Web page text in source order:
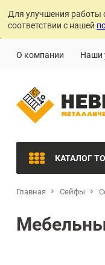
Для улучшения работы
соответствии с нашей
О компании Наши
КАТАЛОГ
Главная Сейфы